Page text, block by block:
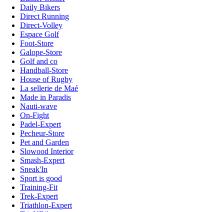
Daily Bikers
Direct Running
Direct-Volley
Espace Golf
Foot-Store
Galope-Store
Golf and co
Handball-Store
House of Rugby
La sellerie de Maé
Made in Paradis
Nauti-wave
On-Fight
Padel-Expert
Pecheur-Store
Pet and Garden
Slowood Interior
Smash-Expert
Sneak'In
Sport is good
Training-Fit
Trek-Expert
Triathlon-Expert